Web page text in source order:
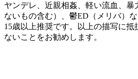
ヤンデレ、近親相姦、軽い流血、
ないもの含む）、鬱ED（メリバ）
15歳以上推奨です。以上の描写に抵
ないことをお勧めします。